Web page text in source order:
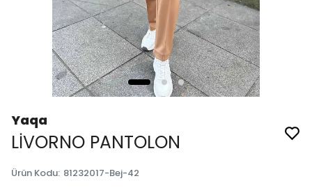
Yaqa
LİVORNO PANTOLON
Ürün Kodu: 81232017-Bej-42